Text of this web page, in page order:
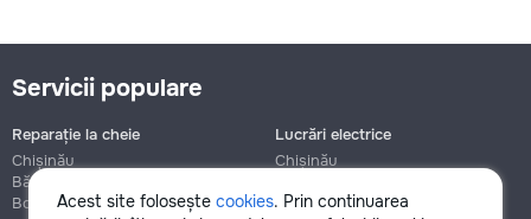
Acest site folosește cookies. Prin continuarea
Servicii populare
Reparație la cheie
Chișinău
Bălți
Botanica
Lucrări electrice
Chișinău
Botanica